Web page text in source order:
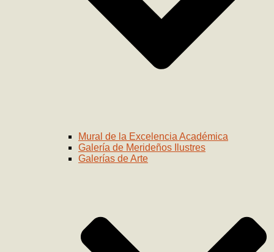
Mural de la Excelencia Académica
Galería de Merideños Ilustres
Galerías de Arte